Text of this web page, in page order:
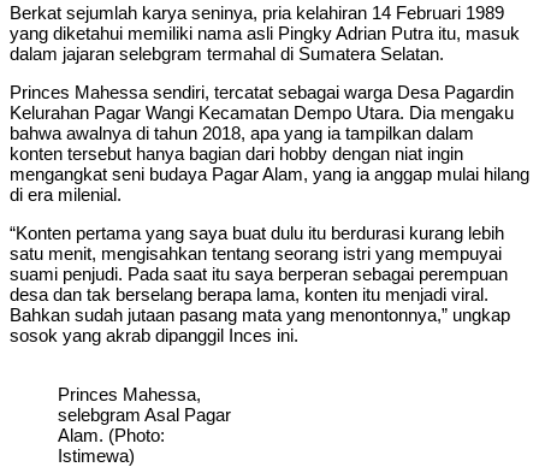
Berkat sejumlah karya seninya, pria kelahiran 14 Februari 1989
yang diketahui memiliki nama asli Pingky Adrian Putra itu, masuk
dalam jajaran selebgram termahal di Sumatera Selatan.
Princes Mahessa sendiri, tercatat sebagai warga Desa Pagardin
Kelurahan Pagar Wangi Kecamatan Dempo Utara. Dia mengaku
bahwa awalnya di tahun 2018, apa yang ia tampilkan dalam
konten tersebut hanya bagian dari hobby dengan niat ingin
mengangkat seni budaya Pagar Alam, yang ia anggap mulai hilang
di era milenial.
“Konten pertama yang saya buat dulu itu berdurasi kurang lebih
satu menit, mengisahkan tentang seorang istri yang mempuyai
suami penjudi. Pada saat itu saya berperan sebagai perempuan
desa dan tak berselang berapa lama, konten itu menjadi viral.
Bahkan sudah jutaan pasang mata yang menontonnya,” ungkap
sosok yang akrab dipanggil Inces ini.
Princes Mahessa,
selebgram Asal Pagar
Alam. (Photo:
Istimewa)